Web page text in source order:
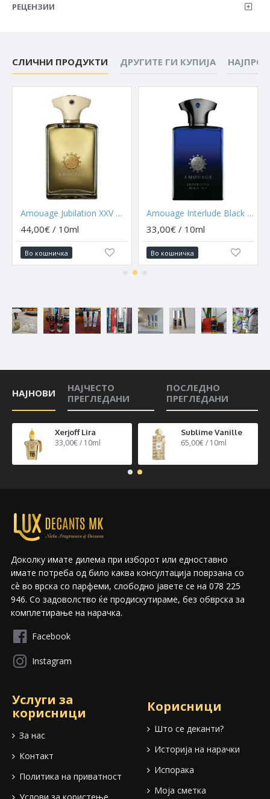
РЕЦЕНЗИИ
СЛИЧНИ ПРОДУКТИ ДРУГИТЕ ГИ КУПИЈА
Amouage Jubilation XXV Man [Vintage 2010]
44,00€ / 10ml
Во кошничка
Amouage Interlude Black Iris
33,00€ / 10ml
Во кошничка
НАЈНОВИ
НАЈЧЕСТО
ПРЕГЛЕДАНИ
ПОСЛЕДНО
ПРЕГЛЕДАНИ
Xerjoff Lira
33,00€ / 10ml
Sublime Vanille
65,00€ / 10ml
Доколку имате дилема при изборот или едноставно
имате потреба од било каква консултација поврзана со
сѐ во врска со парфеми, слободно јавете се на 078 225
946. Со задоволство ќе продискутираме, без обврска за
комплетирање на нарачка.
Facebook
Instagram
Услуги за
корисници
За нас
Контакт
Политика на приватност
Корисници
Што се деканти?
Историја на нарачки
Испорака
Моја сметка